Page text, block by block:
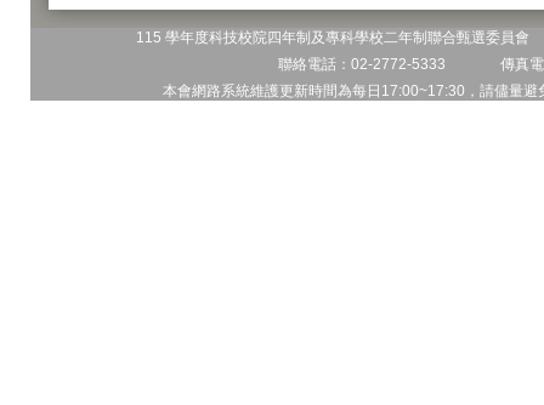
115 學年度科技校院四年制及專科學校二年制聯合甄選委員
聯絡電話：02-2772-5333 傳真
本會網路系統維護更新時間為每日17:00~17:30，請儘量